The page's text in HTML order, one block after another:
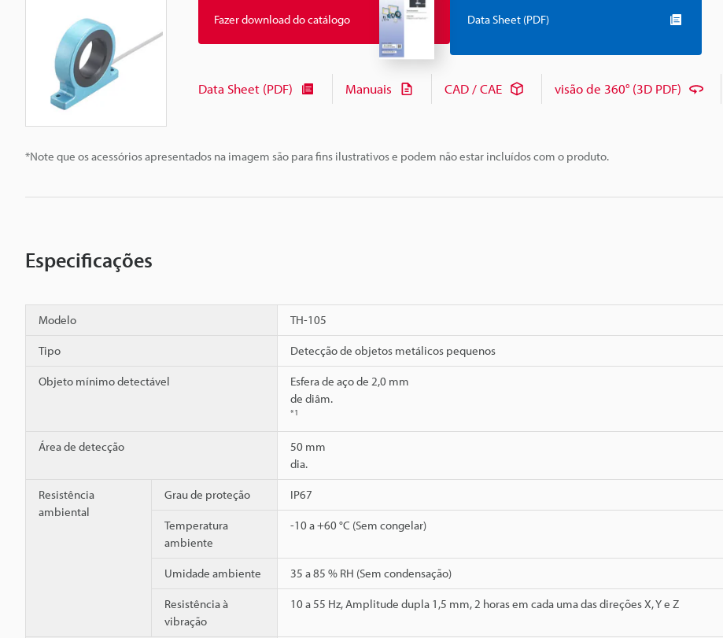
*Note que os acessórios apresentados na imagem são para fins ilustrativos e podem não estar incluídos com o produto.
Fazer download do catálogo Data Sheet (PDF)
Data Sheet (PDF) Manuais CAD / CAE visão de 360° (3D PDF)
Especificações
Modelo TH-105
Tipo Detecção de objetos metálicos pequenos
Objeto mínimo detectável
Esfera de aço de 2,0 mm
de diâm.
*1
Área de detecção
50 mm
dia.
Resistência
ambiental
Grau de proteção IP67
Temperatura
ambiente
-10 a +60 °C (Sem congelar)
Umidade ambiente 35 a 85 % RH (Sem condensação)
Resistência à
vibração
10 a 55 Hz, Amplitude dupla 1,5 mm, 2 horas em cada uma das direções X, Y e Z